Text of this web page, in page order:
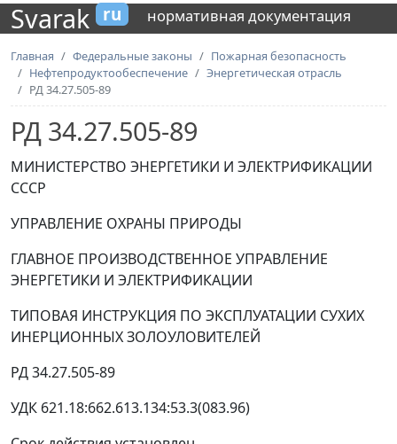
Svarak ru нормативная документация
Главная Федеральные законы
Пожарная безопасность
Нефтепродуктообеспечение
Энергетическая отрасль
РД 34.27.505-89
РД 34.27.505-89
МИНИСТЕРСТВО ЭНЕРГЕТИКИ И ЭЛЕКТРИФИКАЦИИ
СССР
УПРАВЛЕНИЕ ОХРАНЫ ПРИРОДЫ
ГЛАВНОЕ ПРОИЗВОДСТВЕННОЕ УПРАВЛЕНИЕ
ЭНЕРГЕТИКИ И ЭЛЕКТРИФИКАЦИИ
ТИПОВАЯ ИНСТРУКЦИЯ ПО ЭКСПЛУАТАЦИИ СУХИХ
ИНЕРЦИОННЫХ ЗОЛОУЛОВИТЕЛЕЙ
РД 34.27.505-89
УДК 621.18:662.613.134:53.3(083.96)